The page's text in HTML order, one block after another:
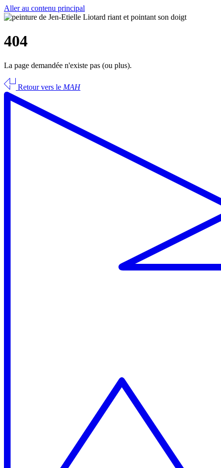
Aller au contenu principal
404
La page demandée n'existe pas (ou plus).
Retour vers le MAH